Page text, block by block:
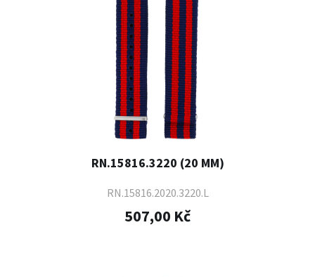
RN.15816.3220 (20 MM)
RN.15816.2020.3220.L
507,00 Kč